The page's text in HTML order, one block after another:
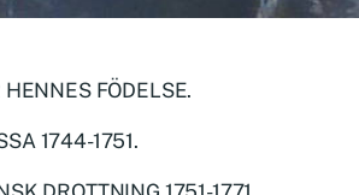
FÖDELSE.
1744-1751.